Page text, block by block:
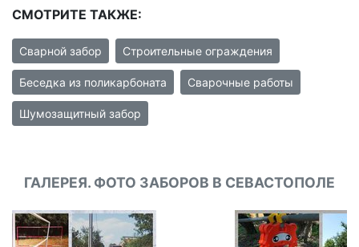
СМОТРИТЕ ТАКЖЕ:
Сварной забор Строительные ограждения
Беседка из поликарбоната Сварочные работы
Шумозащитный забор
ГАЛЕРЕЯ. ФОТО ЗАБОРОВ В СЕВАСТОПОЛЕ